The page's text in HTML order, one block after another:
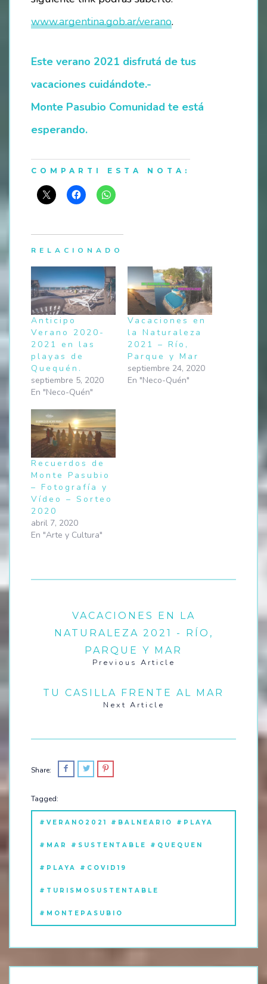
www.argentina.gob.ar/verano.
Este verano 2021 disfrutá de tus
vacaciones cuidándote.-
Monte Pasubio Comunidad te está
esperando.
COMPARTI ESTA NOTA:
RELACIONADO
Anticipo
Verano 2020-
2021 en las
playas de
Quequén.
septiembre 5, 2020
En "Neco-Quén"
Vacaciones en
la Naturaleza
2021 – Río,
Parque y Mar
septiembre 24, 2020
En "Neco-Quén"
Recuerdos de
Monte Pasubio
– Fotografía y
Vídeo – Sorteo
2020
abril 7, 2020
En "Arte y Cultura"
VACACIONES EN LA
NATURALEZA 2021 - RÍO,
PARQUE Y MAR
Previous Article
TU CASILLA FRENTE AL MAR
Next Article
Share:
Tagged:
#VERANO2021 #BALNEARIO #PLAYA
#MAR #SUSTENTABLE #QUEQUEN
#PLAYA #COVID19
#TURISMOSUSTENTABLE
#MONTEPASUBIO